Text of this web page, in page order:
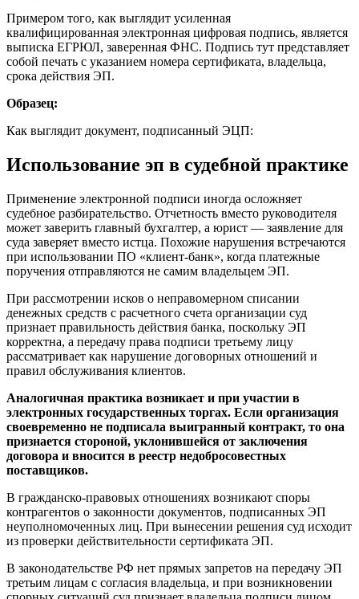
Примером того, как выглядит усиленная
квалифицированная электронная цифровая подпись, является
выписка ЕГРЮЛ, заверенная ФНС. Подпись тут представляет
собой печать с указанием номера сертификата, владельца,
срока действия ЭП.
Образец:
Как выглядит документ, подписанный ЭЦП:
Использование эп в судебной практике
Применение электронной подписи иногда осложняет
судебное разбирательство. Отчетность вместо руководителя
может заверить главный бухгалтер, а юрист — заявление для
суда заверяет вместо истца. Похожие нарушения встречаются
при использовании ПО «клиент-банк», когда платежные
поручения отправляются не самим владельцем ЭП.
При рассмотрении исков о неправомерном списании
денежных средств с расчетного счета организации суд
признает правильность действия банка, поскольку ЭП
корректна, а передачу права подписи третьему лицу
рассматривает как нарушение договорных отношений и
правил обслуживания клиентов.
Аналогичная практика возникает и при участии в
электронных государственных торгах. Если организация
своевременно не подписала выигранный контракт, то она
признается стороной, уклонившейся от заключения
договора и вносится в реестр недобросовестных
поставщиков.
В гражданско-правовых отношениях возникают споры
контрагентов о законности документов, подписанных ЭП
неуполномоченных лиц. При вынесении решения суд исходит
из проверки действительности сертификата ЭП.
В законодательстве РФ нет прямых запретов на передачу ЭП
третьим лицам с согласия владельца, и при возникновении